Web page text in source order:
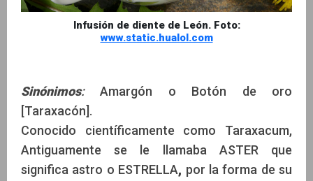
Infusión de diente de León. Foto:
www.static.hualol.com
Sinónimos:Amargón o Botón de oro
[Taraxacón].
Conocido científicamente como Taraxacum,
Antiguamente se le llamaba ASTER
que
significa astro o ESTRELLA, por la forma de su